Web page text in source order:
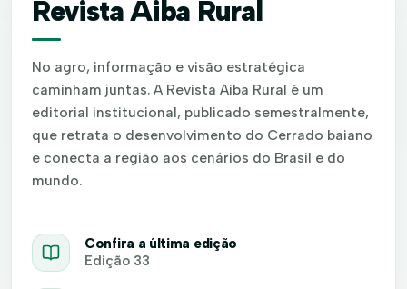
Revista Aiba Rural
No agro, informação e visão estratégica
caminham juntas. A Revista Aiba Rural é um
editorial institucional, publicado semestralmente,
que retrata o desenvolvimento do Cerrado baiano
e conecta a região aos cenários do Brasil e do
mundo.
Confira a última edição
Edição 33